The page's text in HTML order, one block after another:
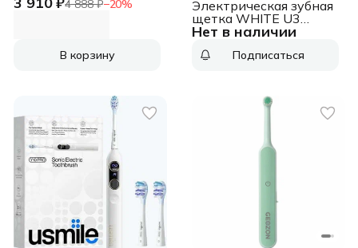
4 888 ₽−20%
В корзину
Нет в наличии
Электрическая зубная
щетка WHITE U3
80230014 USMILE
Подписаться